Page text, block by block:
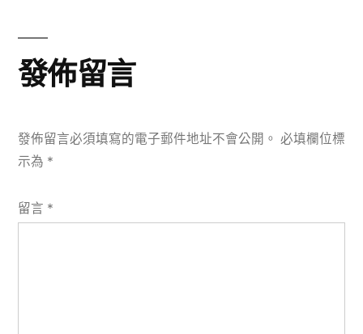
發佈留言
發佈留言必須填寫的電子郵件地址不會公開。 必填欄位標
示為 *
留言 *